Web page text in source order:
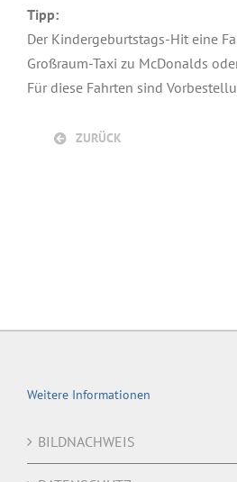
Tipp:
Der Kindergeburtstags-Hit eine
Großraum-Taxi zu McDonalds
Für diese Fahrten sind
ZURÜCK
Weitere Informationen
BILDNACHWEIS